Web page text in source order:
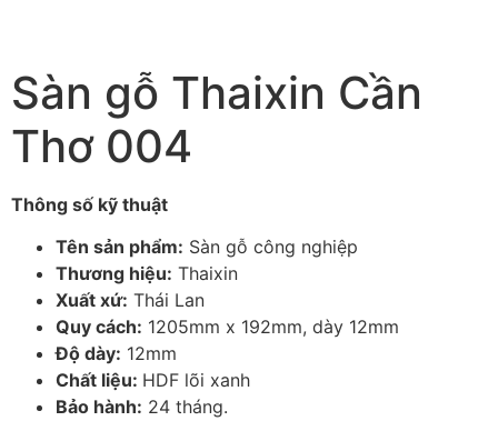
Sàn gỗ Thaixin Cần
Thơ 004
Thông số kỹ thuật
Tên sản phẩm: Sàn gỗ công nghiệp
Thương hiệu: Thaixin
Xuất xứ: Thái Lan
Quy cách: 1205mm x 192mm, dày 12mm
Độ dày: 12mm
Chất liệu: HDF lõi xanh
Bảo hành: 24 tháng.